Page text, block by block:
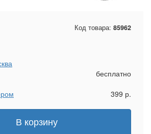
Код товара: 85962
бесплатно
399 р.
В корзину